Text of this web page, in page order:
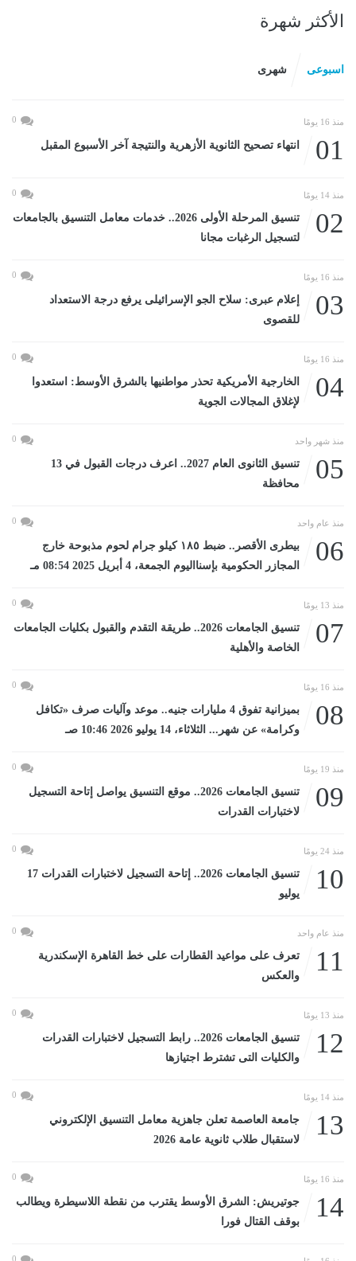
الأكثر شهرة
اسبوعى شهرى
منذ 16 يومًا 0
01 انتهاء تصحيح الثانوية الأزهرية والنتيجة آخر الأسبوع المقبل
منذ 14 يومًا 0
02
تنسيق المرحلة الأولى 2026.. خدمات معامل التنسيق بالجامعات
لتسجيل الرغبات مجانا
منذ 16 يومًا 0
03
إعلام عبرى: سلاح الجو الإسرائيلى يرفع درجة الاستعداد
للقصوى
منذ 16 يومًا 0
04
الخارجية الأمريكية تحذر مواطنيها بالشرق الأوسط: استعدوا
لإغلاق المجالات الجوية
منذ شهر واحد 0
05
تنسيق الثانوى العام 2027.. اعرف درجات القبول في 13
محافظة
منذ عام واحد 0
06
بيطرى الأقصر.. ضبط ١٨٥ كيلو جرام لحوم مذبوحة خارج
المجازر الحكومية بإسنااليوم الجمعة، 4 أبريل 2025 08:54 مـ
منذ 13 يومًا 0
07
تنسيق الجامعات 2026.. طريقة التقدم والقبول بكليات الجامعات
الخاصة والأهلية
منذ 16 يومًا 0
08
بميزانية تفوق 4 مليارات جنيه.. موعد وآليات صرف «تكافل
وكرامة» عن شهر... الثلاثاء، 14 يوليو 2026 10:46 صـ
منذ 19 يومًا 0
09
تنسيق الجامعات 2026.. موقع التنسيق يواصل إتاحة التسجيل
لاختبارات القدرات
منذ 24 يومًا 0
10
تنسيق الجامعات 2026.. إتاحة التسجيل لاختبارات القدرات 17
يوليو
منذ عام واحد 0
11
تعرف على مواعيد القطارات على خط القاهرة الإسكندرية
والعكس
منذ 13 يومًا 0
12
تنسيق الجامعات 2026.. رابط التسجيل لاختبارات القدرات
والكليات التى تشترط اجتيازها
منذ 14 يومًا 0
13
جامعة العاصمة تعلن جاهزية معامل التنسيق الإلكتروني
لاستقبال طلاب ثانوية عامة 2026
منذ 16 يومًا 0
14
جوتيريش: الشرق الأوسط يقترب من نقطة اللاسيطرة ويطالب
بوقف القتال فورا
0